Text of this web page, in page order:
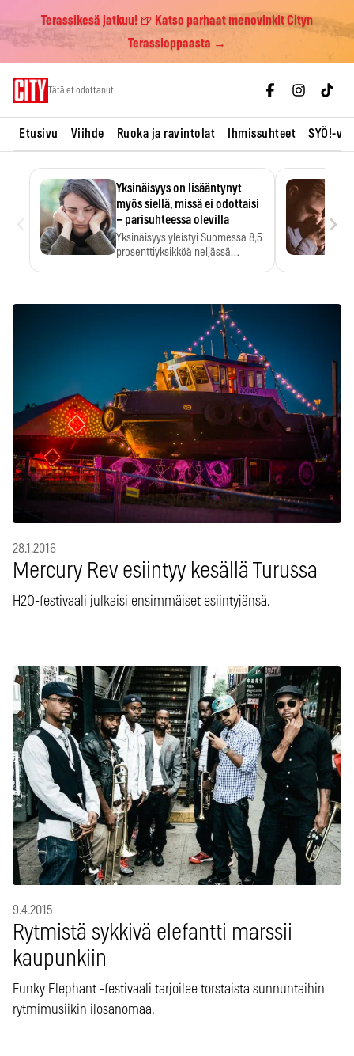
Terassikesä jatkuu! 🍺 Katso parhaat menovinkit Cityn
Terassioppaasta →
Tätä et odottanut
Etusivu Viihde Ruoka ja ravintolat Ihmissuhteet SYÖ!-
Yksinäisyys on lisääntynyt
myös siellä, missä ei odottaisi
– parisuhteessa olevilla
Yksinäisyys yleistyi Suomessa 8,5
prosenttiyksikköä neljässä
›
28.1.2016
Mercury Rev esiintyy kesällä Turussa
H2Ö-festivaali julkaisi ensimmäiset esiintyjänsä.
9.4.2015
Rytmistä sykkivä elefantti marssii
kaupunkiin
Funky Elephant -festivaali tarjoilee torstaista sunnuntaihin
rytmimusiikin ilosanomaa.